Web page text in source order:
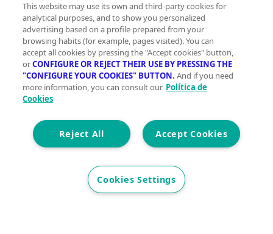
Comprometidas con tu presente para que vivas
mejor mañana
Con la garantía de contar con profesionales
verificados
Descubre vivegreen.com
This website may use its own and third-party cookies for
analytical purposes, and to show you personalized
advertising based on a profile prepared from your
browsing habits (for example, pages visited). You can
accept all cookies by pressing the "Accept cookies" button,
orCONFIGURE OR REJECT THEIR USE BY PRESSING THE
"CONFIGURE YOUR COOKIES" BUTTON. And if you need
more information, you can consult our Política de
Cookies
Accept Cookies
Reject All
Cookies Settings